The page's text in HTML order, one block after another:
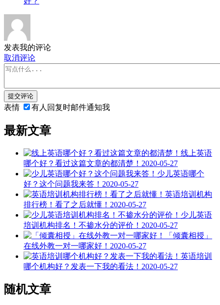
发表我的评论
取消评论
提交评论
表情 有人回复时邮件通知我
最新文章
线上英语
哪个好？看过这篇文章的都清楚！ 2020-05-27
少儿英语哪个
好？这个问题我来答！ 2020-05-27
英语培训机构
排行榜！看了之后就懂！ 2020-05-27
少儿英语
培训机构排名！不掺水分的评价！ 2020-05-27
「倾囊相授」
在线外教一对一哪家好！ 2020-05-27
英语培训
哪个机构好？发表一下我的看法！ 2020-05-27
随机文章